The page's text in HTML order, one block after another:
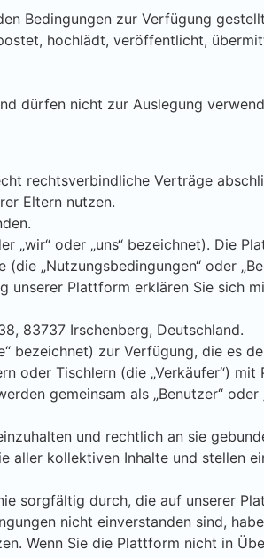
Bedingungen zur Verfügung
hochlädt, veröffentlicht,
dürfen nicht zur Auslegung
rechtsverbindliche Verträge
Eltern nutzen.
„wir“ oder „uns“ bezeichnet). Die
„Nutzungsbedingungen“ oder
unserer Plattform erklären Sie sich
83737 Irschenberg, Deutschland.
bezeichnet) zur Verfügung, die es
oder Tischlern (die „Verkäufer“) mit
gemeinsam als „Benutzer“ oder
und rechtlich an sie
aller kollektiven Inhalte und stellen
sorgfältig durch, die auf unserer
nicht einverstanden sind,
Wenn Sie die Plattform nicht in